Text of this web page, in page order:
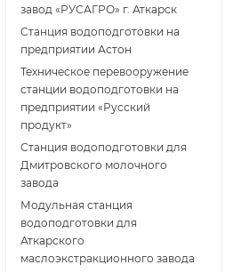
завод «РУСАГРО» г. Аткарск
Cтанция водоподготовки на
предприятии Астон
Техническое перевооружение
станции водоподготовки на
предприятии «Русский
продукт»
Станция водоподготовки для
Дмитровского молочного
завода
Модульная станция
водоподготовки для
Аткарского
маслоэкстракционного завода